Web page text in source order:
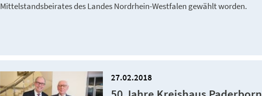
Mittelstandsbeirates des Landes Nordrhein-Westfalen gewählt worden.
27.02.2018